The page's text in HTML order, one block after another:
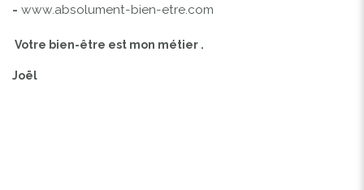
- www.absolument-bien-etre.com
Votre bien-être est mon métier .
Joël